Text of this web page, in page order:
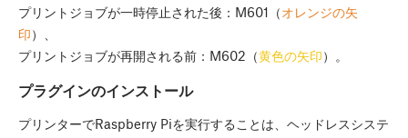
プリントジョブが一時停止された後：M601（オレンジの矢
印）、
プリントジョブが再開される前：M602（黄色の矢印）。
プラグインのインストール
プリンターでRaspberry Piを実行することは、ヘッドレスシステ